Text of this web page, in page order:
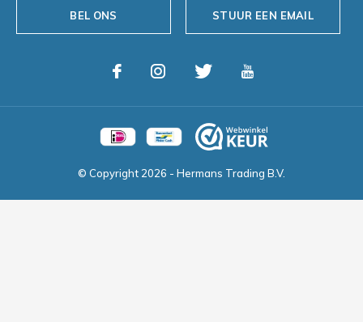
BEL ONS STUUR EEN EMAIL
© Copyright 2026 - Hermans Trading B.V.